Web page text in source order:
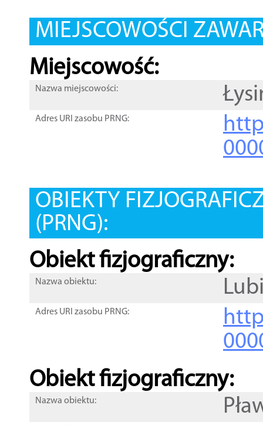
MIEJSCOWOŚCI
Miejscowość:
Nazwa miejscowości:
Adres URI zasobu PRNG:
OBIEKTY
(PRNG):
Obiekt fizjograficzny:
Nazwa obiektu:
Adres URI zasobu PRNG:
Obiekt fizjograficzny:
Nazwa obiektu: